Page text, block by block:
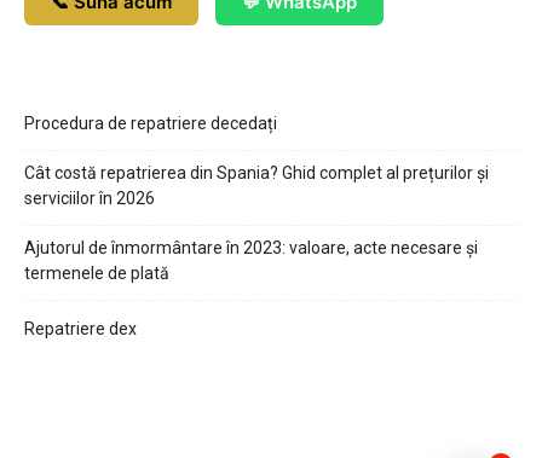
Procedura de repatriere decedați
Cât costă repatrierea din Spania? Ghid complet al prețurilor și
serviciilor în 2026
Ajutorul de înmormântare în 2023: valoare, acte necesare și
termenele de plată
Repatriere dex